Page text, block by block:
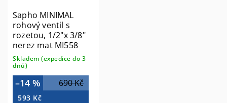
Sapho MINIMAL
rohový ventil s
rozetou, 1/2"x 3/8"
nerez mat MI558
Skladem (expedice do 3
dnů)
690 Kč
–14 %
593 Kč